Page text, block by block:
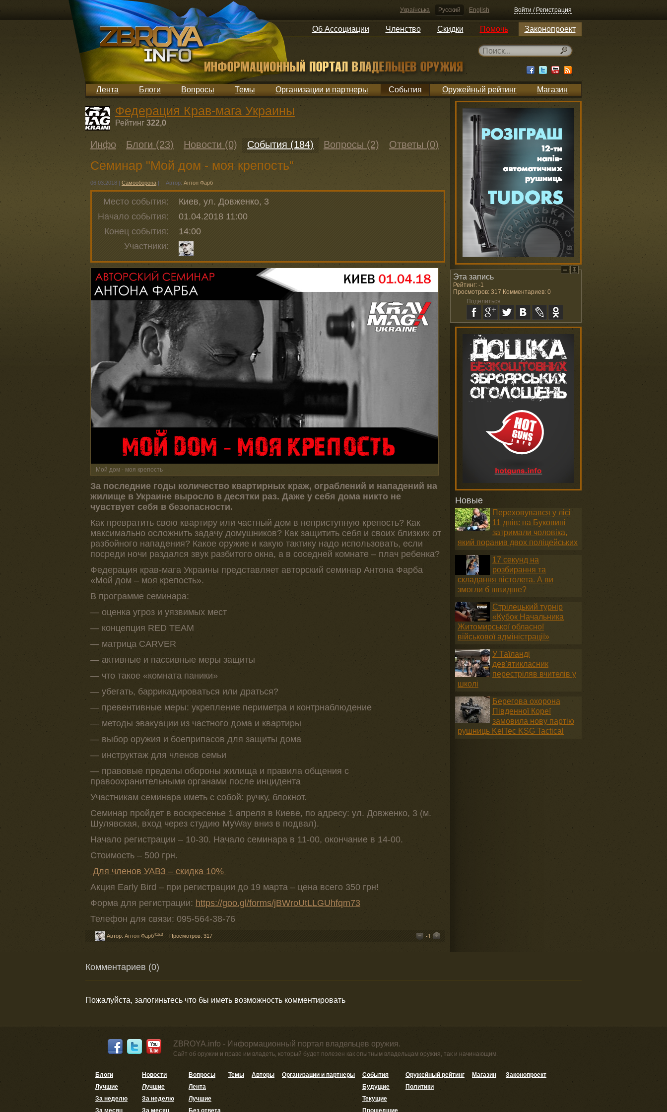
Українська Русский English Войти / Регистрация
Об Ассоциации Членство Скидки Помочь Законопроект
Лента Блоги Вопросы Темы Организации и партнеры События Оружейный рейтинг Магазин
Федерация Крав-мага Украины
Рейтинг 322,0
Инфо Блоги (23) Новости (0) События (184) Вопросы (2) Ответы (0)
Семинар "Мой дом - моя крепость"
06.03.2018 | Самооборона | Автор: Антон Фарб
Место события:
Киев, ул. Довженко, 3
Начало события:
01.04.2018 11:00
Конец события:
14:00
Участники:
Мой дом - моя крепость
За последние годы количество квартирных краж, ограблений и нападений на
жилище в Украине выросло в десятки раз. Даже у себя дома никто не
чувствует себя в безопасности.
Как превратить свою квартиру или частный дом в неприступную крепость? Как
максимально осложнить задачу домушников? Как защитить себя и своих близких от
разбойного нападения? Какое оружие и какую тактику надо использовать, если
посреди ночи раздался звук разбитого окна, а в соседней комнате – плач ребенка?
Федерация крав-мага Украины представляет авторский семинар Антона Фарба
«Мой дом – моя крепость».
В программе семинара:
— оценка угроз и уязвимых мест
— концепция RED TEAM
— матрица CARVER
— активные и пассивные меры защиты
— что такое «комната паники»
— убегать, баррикадироваться или драться?
— превентивные меры: укрепление периметра и контрнаблюдение
— методы эвакуации из частного дома и квартиры
— выбор оружия и боеприпасов для защиты дома
— инструктаж для членов семьи
— правовые пределы обороны жилища и правила общения с
правоохранительными органами после инцидента
Участникам семинара иметь с собой: ручку, блокнот.
Семинар пройдет в воскресенье 1 апреля в Киеве, по адресу: ул. Довженко, 3 (м.
Шулявская, вход через студию MyWay вниз в подвал).
Начало регистрации – 10-30. Начало семинара в 11-00, окончание в 14-00.
Стоимость – 500 грн.
Для членов УАВЗ – скидка 10%
Акция Early Bird – при регистрации до 19 марта – цена всего 350 грн!
Форма для регистрации: https://goo.gl/forms/jBWroUtLLGUhfqm73
Телефон для связи: 095-564-38-76
Автор: Антон Фарб416,3 Просмотров: 317 -1
Новые
Переховувався у лісі
11 днів: на Буковині
затримали чоловіка,
який поранив двох поліцейських
17 секунд на
розбирання та
складання пістолета. А ви
змогли б швидше?
Стрілецький турнір
«Кубок Начальника
Житомирської обласної
військової адміністрації»
У Таїланді
дев'ятикласник
перестріляв вчителів у
школі
Берегова охорона
Південної Кореї
замовила нову партію
рушниць KelTec KSG Tactical
Эта запись
Рейтинг: -1
Просмотров: 317 Комментариев: 0
Поделиться
Комментариев (0)
Пожалуйста, залогиньтесь что бы иметь возможность комментировать
ZBROYA.info - Информационный портал владельцев оружия.
Сайт об оружии и праве им владеть, который будет полезен как опытным владельцам оружия, так и начинающим.
Блоги
Лучшие
За неделю
За месяц
Новости
Лучшие
За неделю
За месяц
Вопросы
Лента
Лучшие
Без ответа
Темы Авторы Организации и партнеры
События
Будущие
Текущие
Прошедшие
Оружейный рейтинг
Политики
Магазин Законопроект